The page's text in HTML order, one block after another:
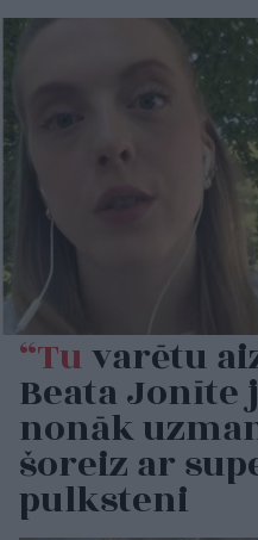
“Tuvarētu
Beata Jonīte
nonāk
šoreiz ar
pulksteni